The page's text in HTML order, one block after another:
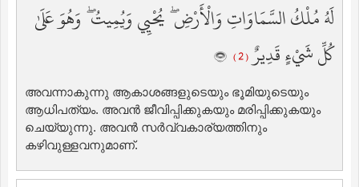
لَهُ مُلْكُ السَّمَاوَاتِ وَالْأَرْضِ ۖ يُحْيِي وَيُمِيتُ ۖ وَهُوَ عَلَىٰ
كُلِّ شَيْءٍ قَدِيرٌ( 2 )
അവന്നാകുന്നു ആകാശങ്ങളുടെയും ഭൂമിയുടെയും
ആധിപത്യം. അവന്‍ ജീവിപ്പിക്കുകയും മരിപ്പിക്കുകയും
ചെയ്യുന്നു. അവന്‍ സര്‍വ്വകാര്യത്തിനും
കഴിവുള്ളവനുമാണ്‌.